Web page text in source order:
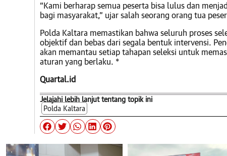
“Kami berharap semua peserta bisa lulus dan
bagi masyarakat,” ujar salah seorang orang tua
Polda Kaltara memastikan bahwa seluruh proses
objektif dan bebas dari segala bentuk intervensi.
akan memantau setiap tahapan seleksi untuk
aturan yang berlaku. *
Quartal.id
Jelajahi lebih lanjut tentang topik ini
Polda Kaltara